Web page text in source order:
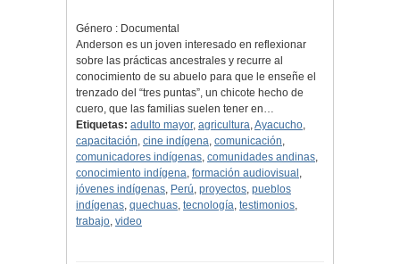
Género : Documental
Anderson es un joven interesado en reflexionar
sobre las prácticas ancestrales y recurre al
conocimiento de su abuelo para que le enseñe el
trenzado del “tres puntas”, un chicote hecho de
cuero, que las familias suelen tener en…
Etiquetas: adulto mayor, agricultura,Ayacucho,
capacitación, cine indígena, comunicación,
comunicadores indígenas, comunidades andinas,
conocimiento indígena, formación audiovisual ,
jóvenes indígenas, Perú, proyectos, pueblos
indígenas, quechuas, tecnología, testimonios,
trabajo, video